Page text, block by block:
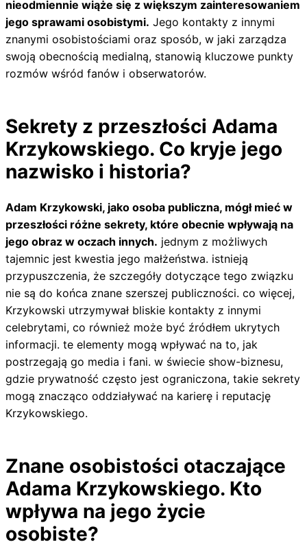
nieodmiennie wiąże się z większym zainteresowaniem
jego sprawami osobistymi. Jego kontakty z innymi
znanymi osobistościami oraz sposób, w jaki zarządza
swoją obecnością medialną, stanowią kluczowe punkty
rozmów wśród fanów i obserwatorów.
Sekrety z przeszłości Adama
Krzykowskiego. Co kryje jego
nazwisko i historia?
Adam Krzykowski, jako osoba publiczna, mógł mieć w
przeszłości różne sekrety, które obecnie wpływają na
jego obraz w oczach innych. jednym z możliwych
tajemnic jest kwestia jego małżeństwa. istnieją
przypuszczenia, że szczegóły dotyczące tego związku
nie są do końca znane szerszej publiczności. co więcej,
Krzykowski utrzymywał bliskie kontakty z innymi
celebrytami, co również może być źródłem ukrytych
informacji. te elementy mogą wpływać na to, jak
postrzegają go media i fani. w świecie show-biznesu,
gdzie prywatność często jest ograniczona, takie sekrety
mogą znacząco oddziaływać na karierę i reputację
Krzykowskiego.
Znane osobistości otaczające
Adama Krzykowskiego. Kto
wpływa na jego życie
osobiste?